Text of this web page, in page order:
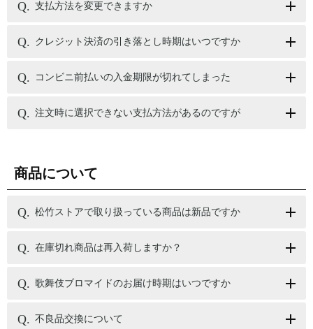
支払方法を変更できますか
クレジット決済の引き落とし時期はいつですか
コンビニ前払いの入金期限が切れてしまった
注文時に選択できない支払方法があるのですが
商品について
松竹ストアで取り扱っている商品は新品ですか
在庫切れ商品は再入荷しますか？
歌舞伎ブロマイドのお届け時期はいつですか
不良品交換について